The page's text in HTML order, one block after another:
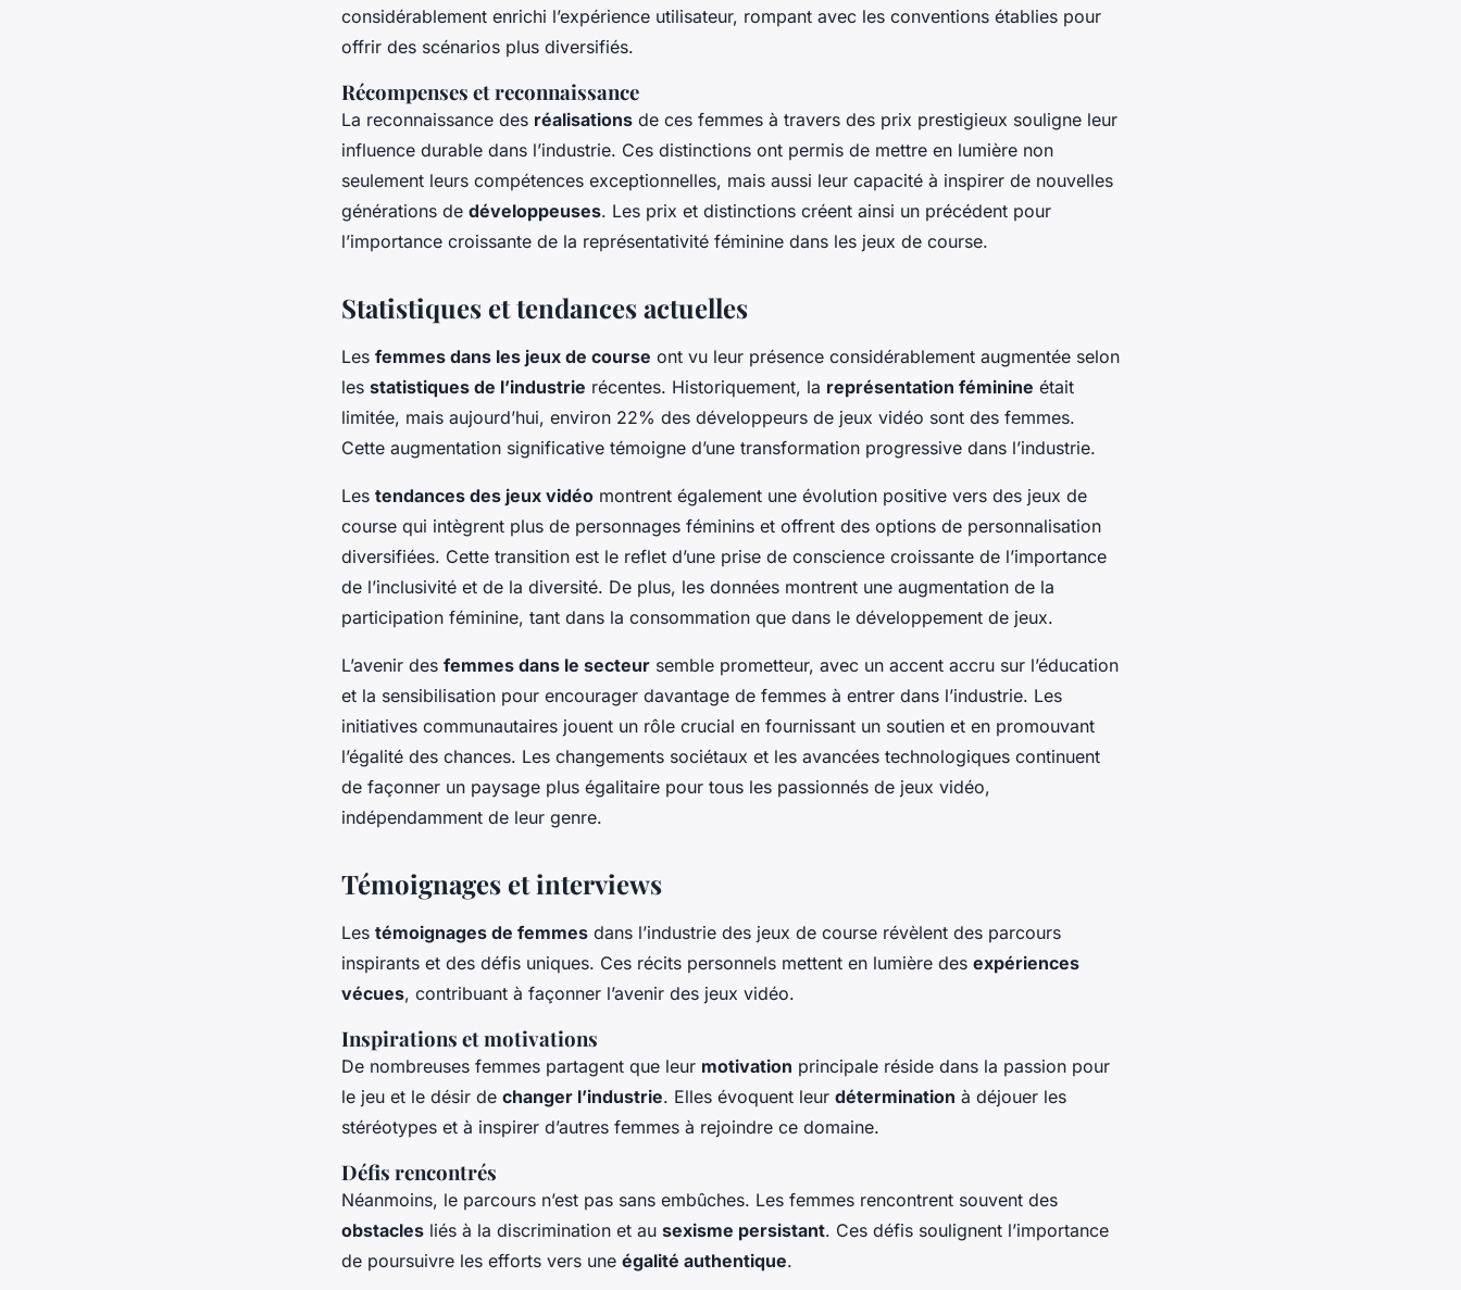
considérablement enrichi l’expérience utilisateur, rompant avec les conventions établies pour
offrir des scénarios plus diversifiés.
Récompenses et reconnaissance
La reconnaissance des réalisations de ces femmes à travers des prix prestigieux souligne leur
influence durable dans l’industrie. Ces distinctions ont permis de mettre en lumière non
seulement leurs compétences exceptionnelles, mais aussi leur capacité à inspirer de nouvelles
générations de développeuses. Les prix et distinctions créent ainsi un précédent pour
l’importance croissante de la représentativité féminine dans les jeux de course.
Statistiques et tendances actuelles
Les femmes dans les jeux de course ont vu leur présence considérablement augmentée selon
les statistiques de l’industrie récentes. Historiquement, la représentation féminine était
limitée, mais aujourd’hui, environ 22% des développeurs de jeux vidéo sont des femmes.
Cette augmentation significative témoigne d’une transformation progressive dans l’industrie.
Les tendances des jeux vidéo montrent également une évolution positive vers des jeux de
course qui intègrent plus de personnages féminins et offrent des options de personnalisation
diversifiées. Cette transition est le reflet d’une prise de conscience croissante de l’importance
de l’inclusivité et de la diversité. De plus, les données montrent une augmentation de la
participation féminine, tant dans la consommation que dans le développement de jeux.
L’avenir des femmes dans le secteur semble prometteur, avec un accent accru sur l’éducation
et la sensibilisation pour encourager davantage de femmes à entrer dans l’industrie. Les
initiatives communautaires jouent un rôle crucial en fournissant un soutien et en promouvant
l’égalité des chances. Les changements sociétaux et les avancées technologiques continuent
de façonner un paysage plus égalitaire pour tous les passionnés de jeux vidéo,
indépendamment de leur genre.
Témoignages et interviews
Les témoignages de femmes dans l’industrie des jeux de course révèlent des parcours
inspirants et des défis uniques. Ces récits personnels mettent en lumière des expériences
vécues, contribuant à façonner l’avenir des jeux vidéo.
Inspirations et motivations
De nombreuses femmes partagent que leur motivation principale réside dans la passion pour
le jeu et le désir de changer l’industrie. Elles évoquent leur détermination à déjouer les
stéréotypes et à inspirer d’autres femmes à rejoindre ce domaine.
Défis rencontrés
Néanmoins, le parcours n’est pas sans embûches. Les femmes rencontrent souvent des
obstacles liés à la discrimination et au sexisme persistant. Ces défis soulignent l’importance
de poursuivre les efforts vers une égalité authentique.